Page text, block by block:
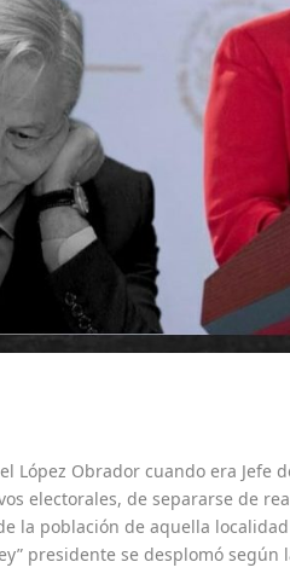
López Obrador cuando era
electorales, de separarse de
la población de aquella
presidente se desplomó según